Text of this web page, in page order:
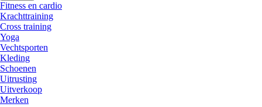
Fitness en cardio
Krachttraining
Cross training
Yoga
Vechtsporten
Kleding
Schoenen
Uitrusting
Uitverkoop
Merken